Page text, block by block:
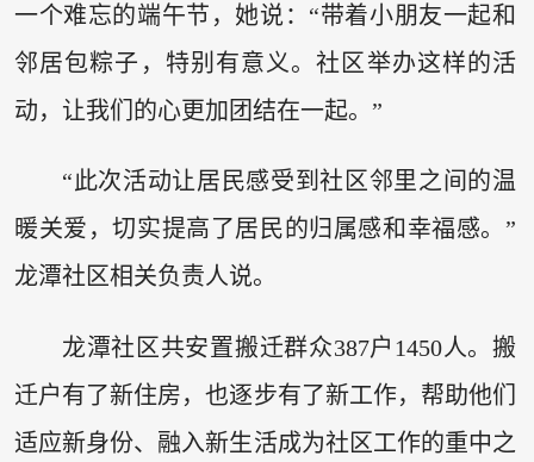
一个难忘的端午节，她说：“带着小朋友一起和
邻居包粽子，特别有意义。社区举办这样的活
动，让我们的心更加团结在一起。”
“此次活动让居民感受到社区邻里之间的温
暖关爱，切实提高了居民的归属感和幸福感。”
龙潭社区相关负责人说。
龙潭社区共安置搬迁群众387户1450人。搬
迁户有了新住房，也逐步有了新工作，帮助他们
适应新身份、融入新生活成为社区工作的重中之